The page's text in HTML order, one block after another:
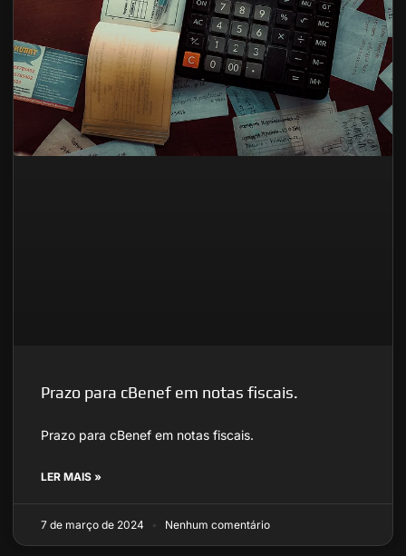
Prazo para cBenef em notas fiscais.
Prazo para cBenef em notas fiscais.
LER MAIS »
7 de março de 2024 Nenhum comentário